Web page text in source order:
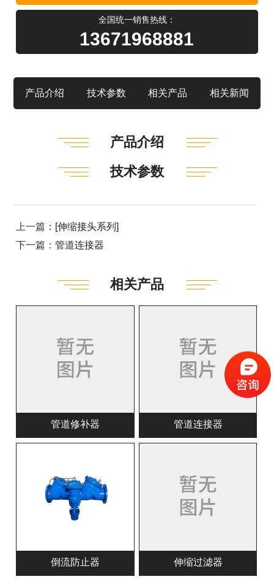
全国统一销售热线：
13671968881
产品介绍 技术参数 相关产品 相关新闻
产品介绍
技术参数
上一篇： [伸缩接头系列]
下一篇：管道连接器
相关产品
管道修补器 管道连接器
倒流防止器 伸缩过滤器